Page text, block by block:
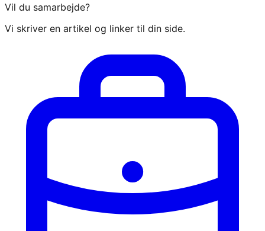
Vil du samarbejde?
Vi skriver en artikel og linker til din side.